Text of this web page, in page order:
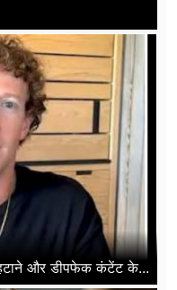
और डीपफेक कंटेंट के...